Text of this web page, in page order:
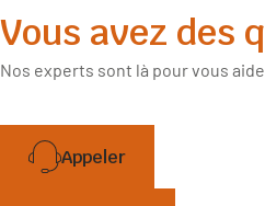
Vous avez des
Nos experts sont là pour vous
Appeler